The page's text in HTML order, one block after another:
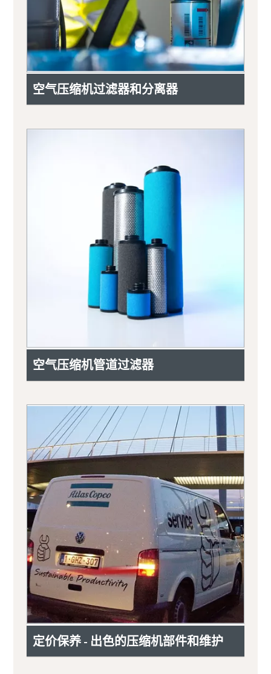
空气压缩机过滤器和分离器
空气压缩机管道过滤器
定价保养 - 出色的压缩机部件和维护